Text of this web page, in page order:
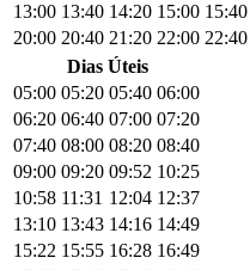
13:00 13:40 14:20 15:00 15:40
20:00 20:40 21:20 22:00 22:40
Dias Úteis
05:00 05:20 05:40 06:00
06:20 06:40 07:00 07:20
07:40 08:00 08:20 08:40
09:00 09:20 09:52 10:25
10:58 11:31 12:04 12:37
13:10 13:43 14:16 14:49
15:22 15:55 16:28 16:49